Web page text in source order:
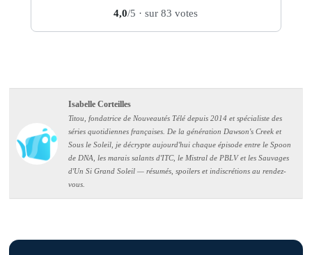
4,0/5 · sur 83 votes
Isabelle Corteilles
Titou, fondatrice de Nouveautés Télé depuis 2014 et spécialiste des
séries quotidiennes françaises. De la génération Dawson's Creek et
Sous le Soleil, je décrypte aujourd'hui chaque épisode entre le Spoon
de DNA, les marais salants d'ITC, le Mistral de PBLV et les Sauvages
d'Un Si Grand Soleil — résumés, spoilers et indiscrétions au rendez-
vous.